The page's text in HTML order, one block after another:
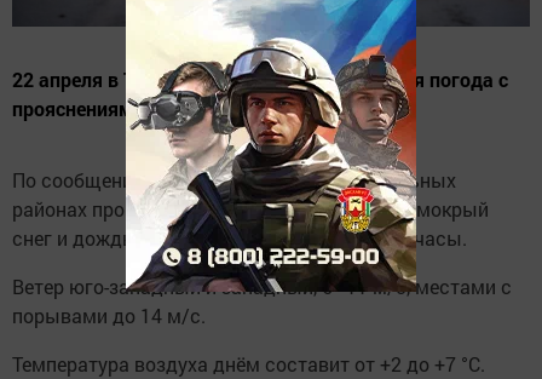
22 апреля в Татарстане ожидается облачная погода с
прояснениями.
По сообщению Гидрометцентра РТ, в отдельных
районах пройдут небольшие осадки — снег, мокрый
снег и дождь, преимущественно в дневные часы.
Ветер юго-западный и западный, 6–11 м/с, местами с
порывами до 14 м/с.
Температура воздуха днём составит от +2 до +7 °C.